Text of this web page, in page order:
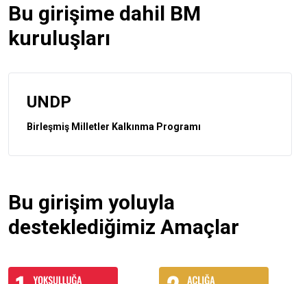
Bu girişime dahil BM
kuruluşları
UNDP
Birleşmiş Milletler Kalkınma Programı
Bu girişim yoluyla
desteklediğimiz Amaçlar